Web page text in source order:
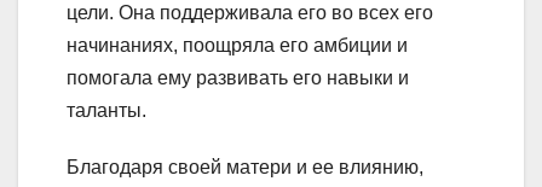
цели. Она поддерживала его во всех его
начинаниях, поощряла его амбиции и
помогала ему развивать его навыки и
таланты.
Благодаря своей матери и ее влиянию,